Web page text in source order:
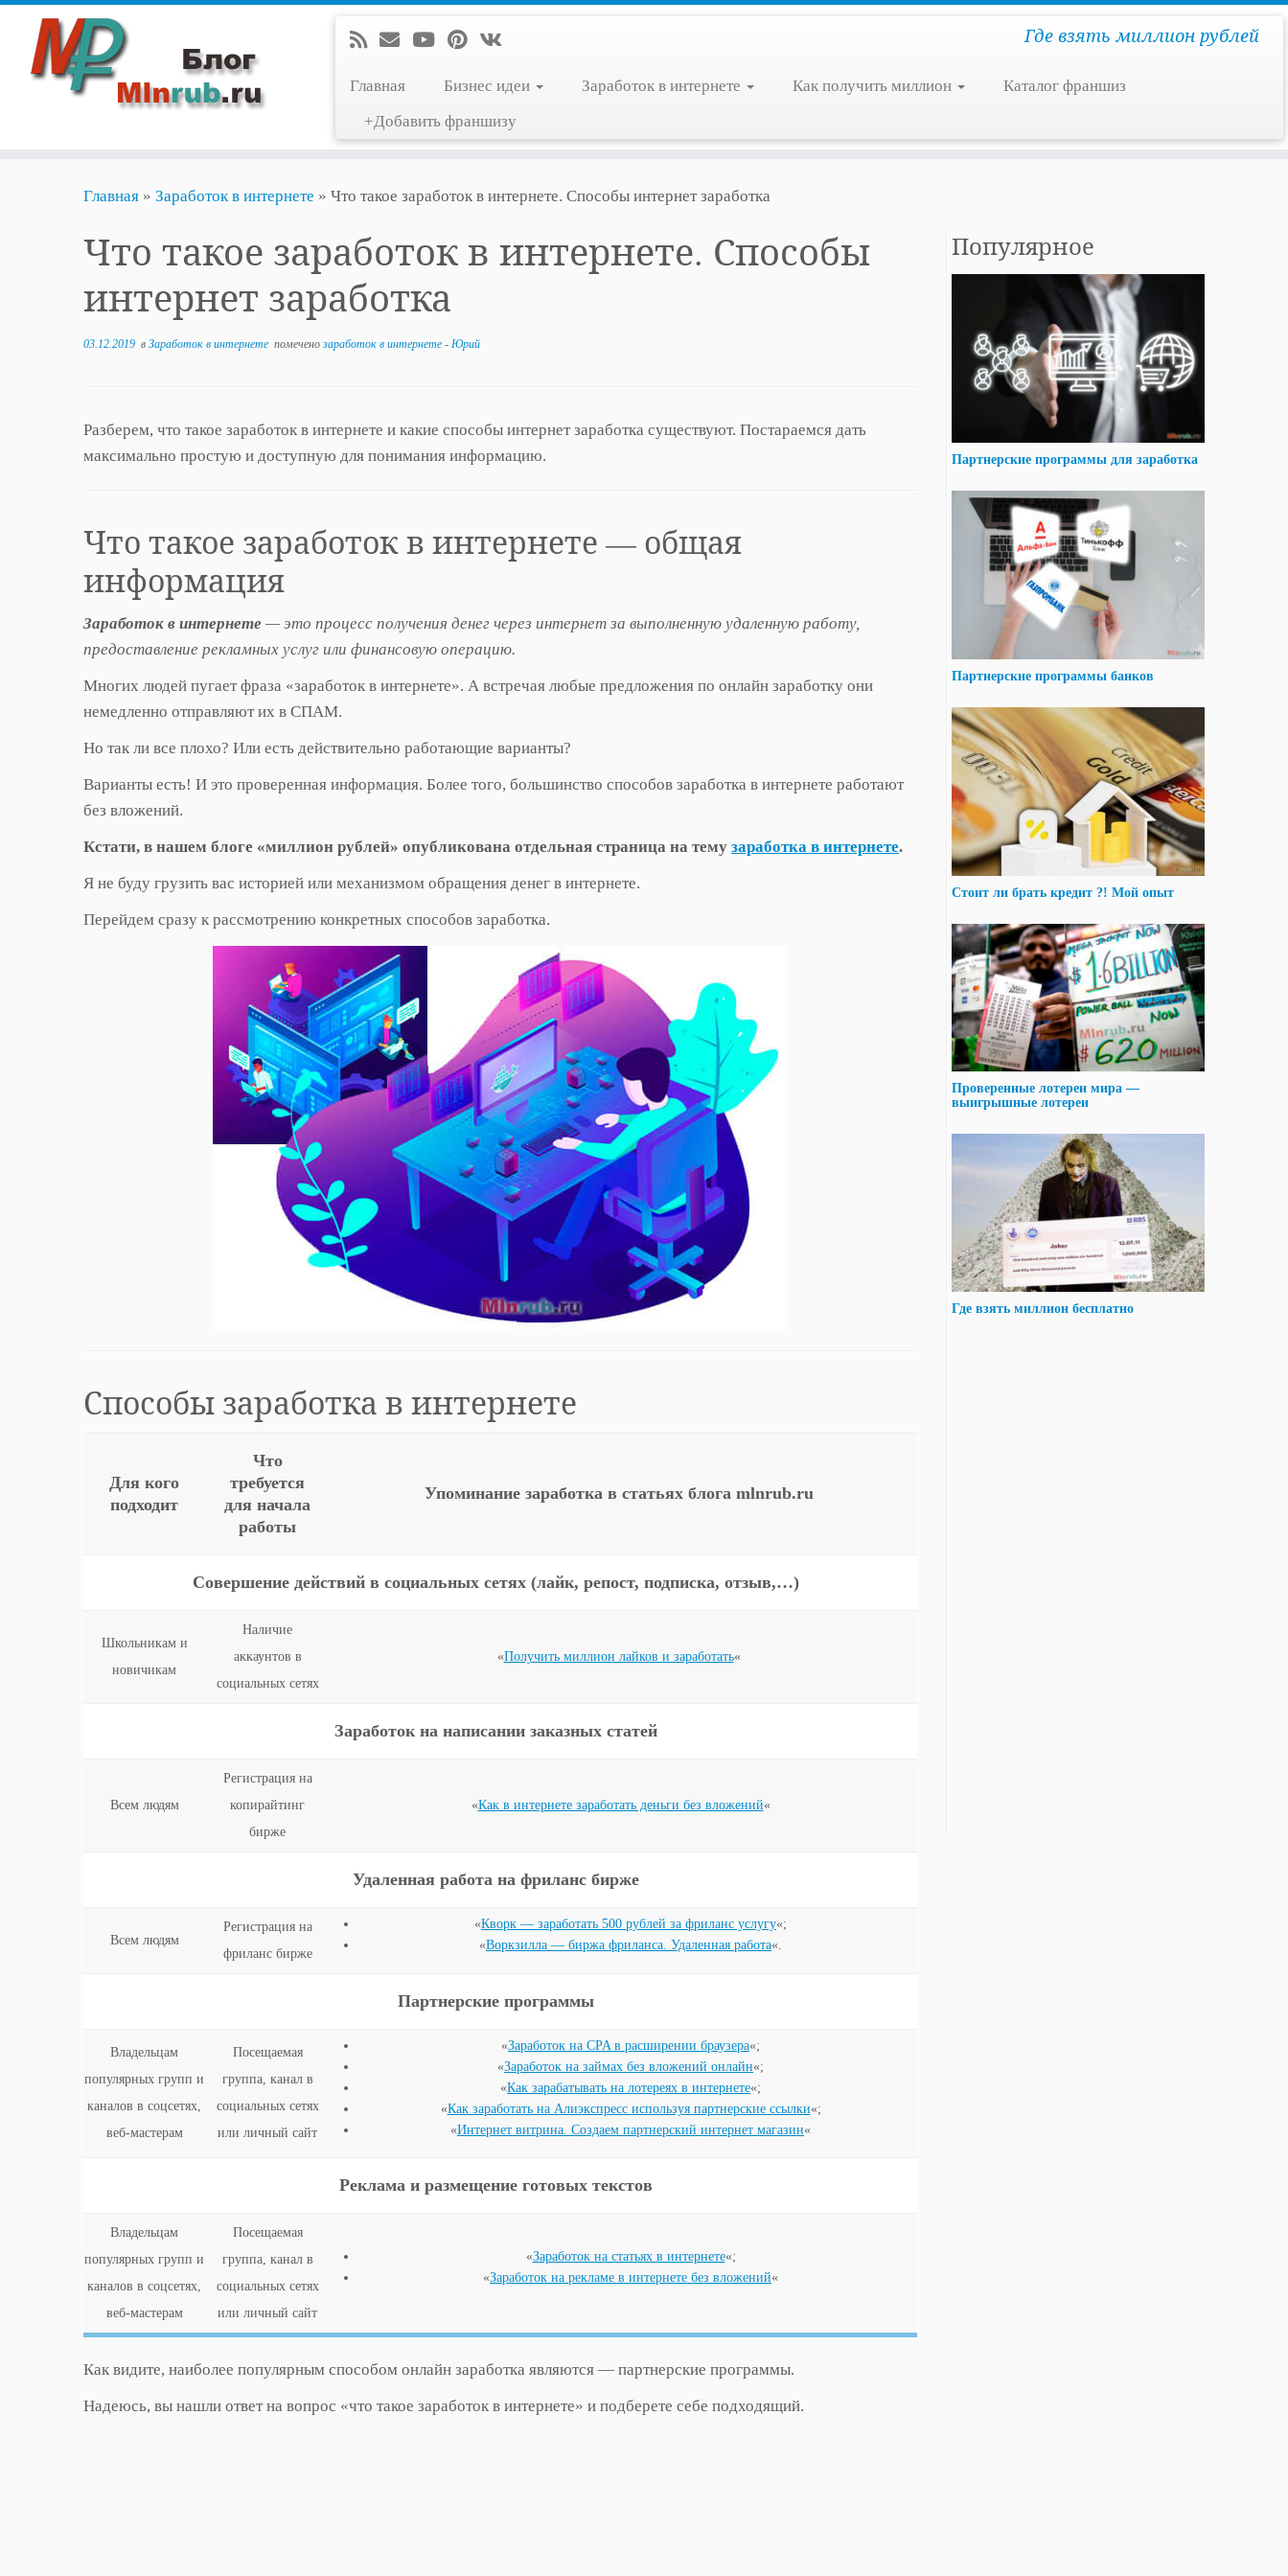
Где взять миллион рублей
Главная Бизнес идеи Заработок в интернете Как получить миллион
Каталог франшиз
+Добавить франшизу
Главная » Заработок в интернете » Что такое заработок в интернете. Способы интернет заработка
Что такое заработок в интернете. Способы
интернет заработка
03.12.2019 в Заработок в интернете помечено заработок в интернете - Юрий
Разберем, что такое заработок в интернете и какие способы интернет заработка существуют. Постараемся дать
максимально простую и доступную для понимания информацию.
Что такое заработок в интернете — общая
информация
Заработок в интернете — это процесс получения денег через интернет за выполненную удаленную работу,
предоставление рекламных услуг или финансовую операцию.
Многих людей пугает фраза «заработок в интернете». А встречая любые предложения по онлайн заработку они
немедленно отправляют их в СПАМ.
Но так ли все плохо? Или есть действительно работающие варианты?
Варианты есть! И это проверенная информация. Более того, большинство способов заработка в интернете работают
без вложений.
Кстати, в нашем блоге «миллион рублей» опубликована отдельная страница на тему заработка в интернете.
Я не буду грузить вас историей или механизмом обращения денег в интернете.
Перейдем сразу к рассмотрению конкретных способов заработка.
Способы заработка в интернете
Для кого
подходит
Что
требуется
для начала
работы
Упоминание заработка в статьях блога mlnrub.ru
Совершение действий в социальных сетях (лайк, репост, подписка, отзыв,…)
Школьникам и
новичикам
Наличие
аккаунтов в
социальных сетях
«Получить миллион лайков и заработать«
Заработок на написании заказных статей
Всем людям
Регистрация на
копирайтинг
бирже
«Как в интернете заработать деньги без вложений«
Удаленная работа на фриланс бирже
Всем людям
Регистрация на
фриланс бирже
«Кворк — заработать 500 рублей за фриланс услугу«;
«Воркзилла — биржа фриланса. Удаленная работа«.
Партнерские программы
Владельцам
популярных групп и
каналов в соцсетях,
веб-мастерам
Посещаемая
группа, канал в
социальных сетях
или личный сайт
«Заработок на CPA в расширении браузера«;
«Заработок на займах без вложений онлайн«;
«Как зарабатывать на лотереях в интернете«;
«Как заработать на Алиэкспресс используя партнерские ссылки«;
«Интернет витрина. Создаем партнерский интернет магазин«
Реклама и размещение готовых текстов
Владельцам
популярных групп и
каналов в соцсетях,
веб-мастерам
Посещаемая
группа, канал в
социальных сетях
или личный сайт
«Заработок на статьях в интернете«;
«Заработок на рекламе в интернете без вложений«
Как видите, наиболее популярным способом онлайн заработка являются — партнерские программы.
Надеюсь, вы нашли ответ на вопрос «что такое заработок в интернете» и подберете себе подходящий.
Популярное
Партнерские программы для заработка
Партнерские программы банков
Стоит ли брать кредит ?! Мой опыт
Проверенные лотереи мира —
выигрышные лотереи
Где взять миллион бесплатно